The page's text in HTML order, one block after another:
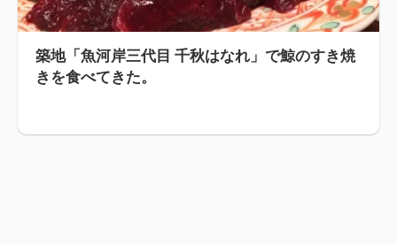
築地「魚河岸三代目 千秋はなれ」で鯨のすき焼
きを食べてきた。